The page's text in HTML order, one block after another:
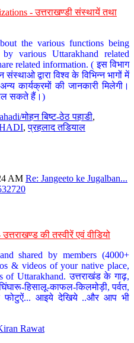
- उत्तराखण्डी संस्थायें तथा
the various functions being
various Uttarakhand related
related information. ( इस विभाग
द्वारा विश्व के विभिन्न भागों में
कार्यक्रमों की जानकारी मिलेगी।
सकते हैं।)
मोहन बिष्ट-ठेठ पहाडी,
,प्रहलाद तडियाल
AM Re: Jangeeto ke Jugalban...
की तस्वीरें एवं वीडियो
shared by members (4000+
& videos of your native place,
of Uttarakhand. उत्तराखंड के गाढ़,
हिसालू-काफल-किलमोड़ी, पर्वत,
फोटुऐं... आइये देखिये ..और आप भी
Rawat